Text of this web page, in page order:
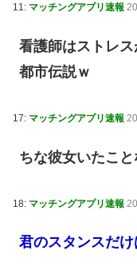
11: マッチングアプリ速報
看護師はストレ
都市伝説ｗ
17: マッチングアプリ速報
ちな彼女いたこ
18: マッチングアプリ速報
君のスタンスだ